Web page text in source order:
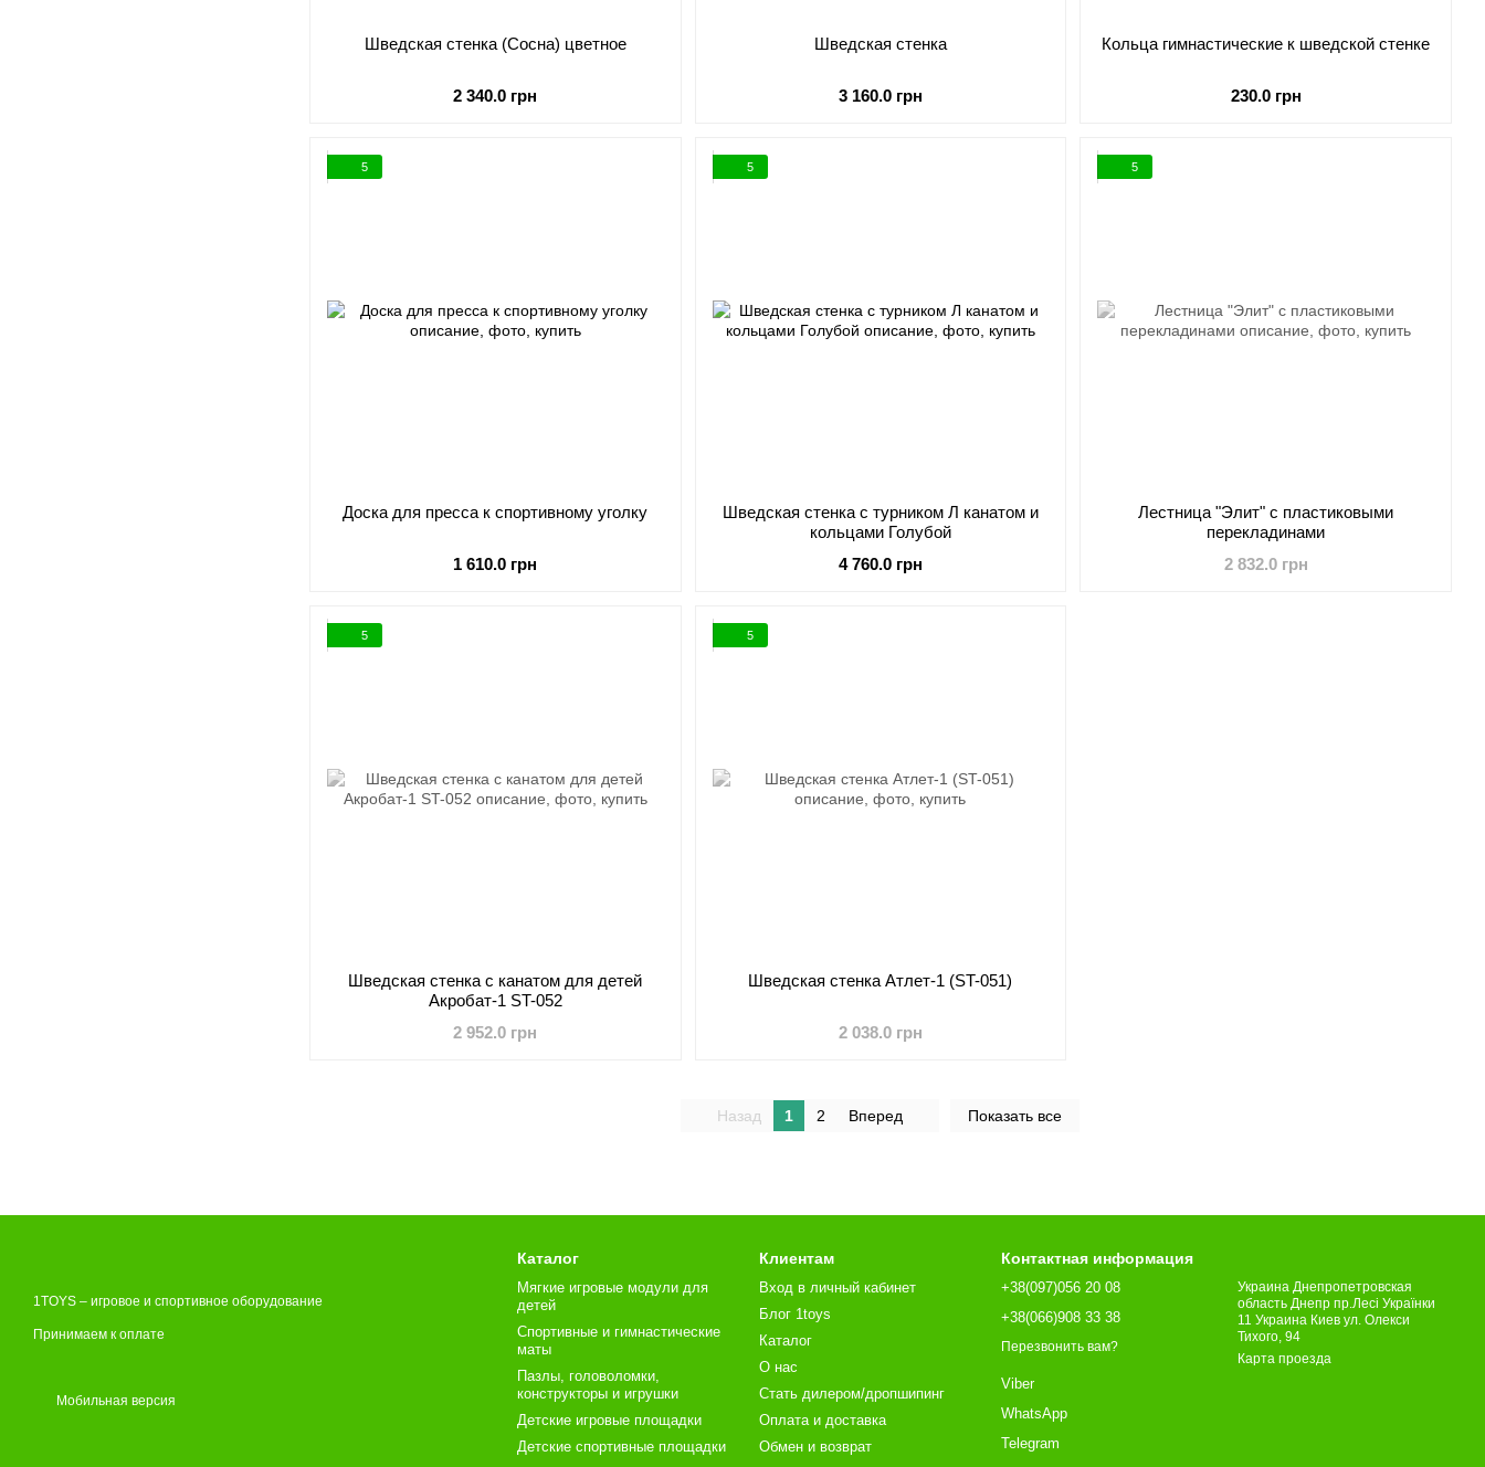
Шведская стенка (Сосна) цветное
2 340.0 грн
Шведская стенка
3 160.0 грн
Кольца гимнастические к шведской стенке
230.0 грн
5
Доска для пресса к спортивному уголку
1 610.0 грн
5
Шведская стенка с турником Л канатом и
кольцами Голубой
4 760.0 грн
5
Лестница "Элит" с пластиковыми
перекладинами
2 832.0 грн
5
Шведская стенка с канатом для детей
Акробат-1 ST-052
2 952.0 грн
5
Шведская стенка Атлет-1 (ST-051)
2 038.0 грн
Назад 1 2 Вперед Показать все
1TOYS – игровое и спортивное оборудование
Принимаем к оплате
Мобильная версия
Каталог
Мягкие игровые модули для
детей
Спортивные и гимнастические
маты
Пазлы, головоломки,
конструкторы и игрушки
Детские игровые площадки
Детские спортивные площадки
Клиентам
Вход в личный кабинет
Блог 1toys
Каталог
О нас
Стать дилером/дропшипинг
Оплата и доставка
Обмен и возврат
Контактная информация
+38(097)056 20 08
+38(066)908 33 38
Перезвонить вам?
Viber
WhatsApp
Telegram
Украина Днепропетровская
область Днепр пр.Лесі Українки
11 Украина Киев ул. Олекси
Тихого, 94
Карта проезда